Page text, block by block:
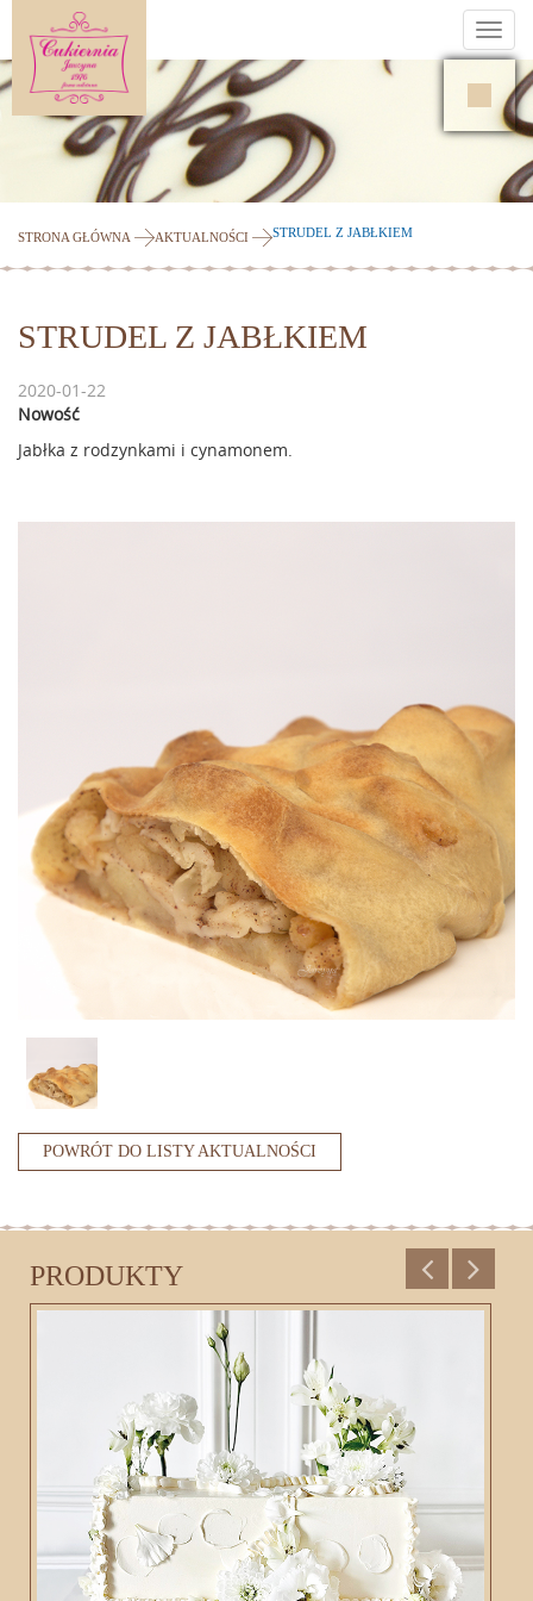
STRONA GŁÓWNA AKTUALNOŚCI STRUDEL Z JABŁKIEM
STRUDEL Z JABŁKIEM
2020-01-22
Nowość
Jabłka z rodzynkami i cynamonem.
POWRÓT DO LISTY AKTUALNOŚCI
PRODUKTY